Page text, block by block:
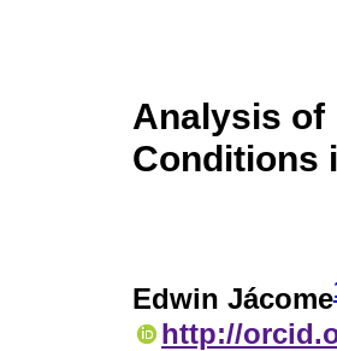
Analysis of
Conditions
Edwin Jácome
http://